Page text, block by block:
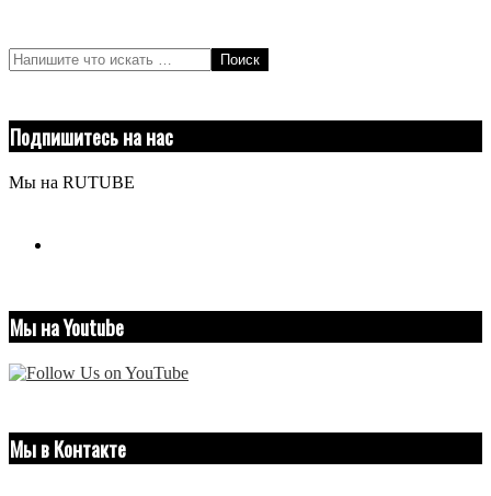
Поиск
Подпишитесь на нас
Мы на RUTUBE
Мы на Youtube
Мы в Контакте